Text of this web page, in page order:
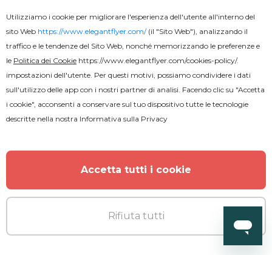
Flyer del Festival del Tatuaggio
Utilizziamo i cookie per migliorare l'esperienza dell'utente all'interno del
sito Web https://www.elegantflyer.com/(il "Sito Web"), analizzando il
traffico e le tendenze del Sito Web, nonché memorizzando le preferenze e
le Politica dei Cookie https://www.elegantflyer.com/cookies-policy/.
impostazioni dell'utente. Per questi motivi, possiamo condividere i dati
sull'utilizzo delle app con i nostri partner di analisi. Facendo clic su "Accetta
i cookie", acconsenti a conservare sul tuo dispositivo tutte le tecnologie
descritte nella nostra Informativa sulla Privacy
Accetta tutti i cookie
Rifiuta tutti